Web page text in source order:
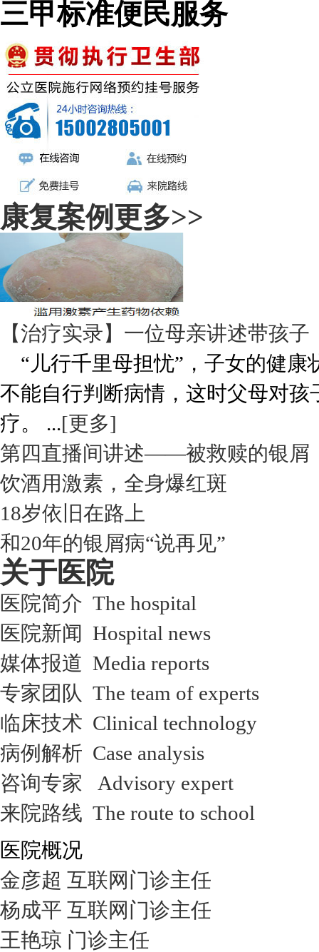
三甲标准便民服务
康复案例更多>>
【治疗实录】一位母亲讲述带孩子
“儿行千里母担忧”，子女的健康
不能自行判断病情，这时父母对
疗。 ...[更多]
第四直播间讲述——被救赎的银屑
饮酒用激素，全身爆红斑
18岁依旧在路上
和20年的银屑病“说再见”
关于医院
医院简介 The hospital
医院新闻 Hospital news
媒体报道 Media reports
专家团队 The team of experts
临床技术 Clinical technology
病例解析 Case analysis
咨询专家 Advisory expert
来院路线 The route to school
医院概况
金彦超 互联网门诊主任
杨成平 互联网门诊主任
王艳琼 门诊主任